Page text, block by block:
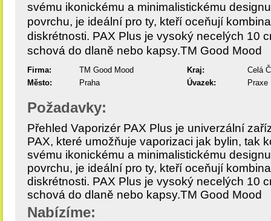
svému ikonickému a minimalistickému
povrchu, je ideální pro ty, kteří oceňují
diskrétnosti. PAX Plus je vysoký necelých 10
schová do dlaně nebo kapsy.TM Good Mood
Firma: TM Good Mood Kraj:
Celá
Město:
Praha Úvazek: Praxe
Požadavky:
Přehled Vaporizér PAX Plus je univerzální
PAX, které umožňuje vaporizaci jak bylin, tak
svému ikonickému a minimalistickému
povrchu, je ideální pro ty, kteří oceňují
diskrétnosti. PAX Plus je vysoký necelých 10
schová do dlaně nebo kapsy.TM Good Mood
Nabízíme: